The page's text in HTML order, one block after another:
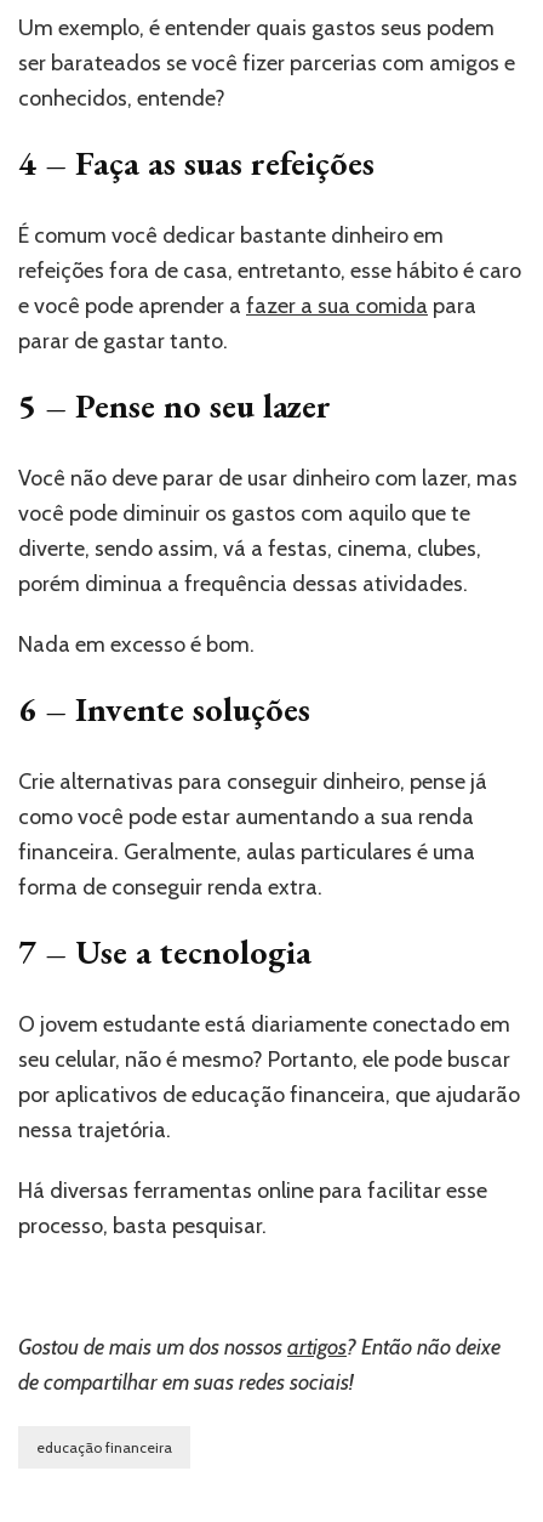
Um exemplo, é entender quais gastos seus podem
ser barateados se você fizer parcerias com amigos e
conhecidos, entende?
4 – Faça as suas refeições
É comum você dedicar bastante dinheiro em
refeições fora de casa, entretanto, esse hábito é caro
e você pode aprender a fazer a sua comida para
parar de gastar tanto.
5 – Pense no seu lazer
Você não deve parar de usar dinheiro com lazer, mas
você pode diminuir os gastos com aquilo que te
diverte, sendo assim, vá a festas, cinema, clubes,
porém diminua a frequência dessas atividades.
Nada em excesso é bom.
6 – Invente soluções
Crie alternativas para conseguir dinheiro, pense já
como você pode estar aumentando a sua renda
financeira. Geralmente, aulas particulares é uma
forma de conseguir renda extra.
7 – Use a tecnologia
O jovem estudante está diariamente conectado em
seu celular, não é mesmo? Portanto, ele pode buscar
por aplicativos de educação financeira, que ajudarão
nessa trajetória.
Há diversas ferramentas online para facilitar esse
processo, basta pesquisar.
Gostou de mais um dos nossosartigos? Então não deixe
de compartilhar em suas redes sociais!
educação financeira